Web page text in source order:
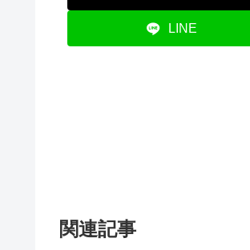
LINE
関連記事